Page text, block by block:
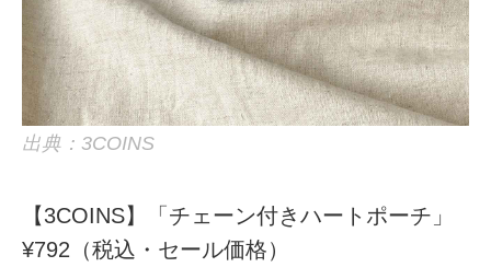
出典：3COINS
【3COINS】「チェーン付きハートポーチ」
¥792（税込・セール価格）